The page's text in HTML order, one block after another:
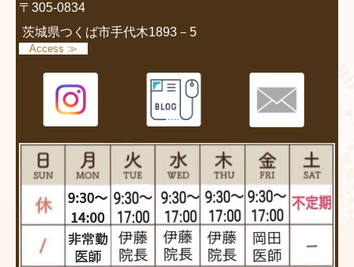
〒305-0834
茨城県つくば市手代木1893－5
Access ≫